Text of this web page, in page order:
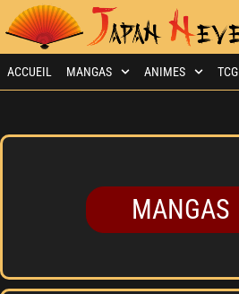
ACCUEIL MANGAS ANIMES TCG
MANGAS